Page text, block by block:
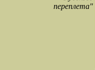
переплета"